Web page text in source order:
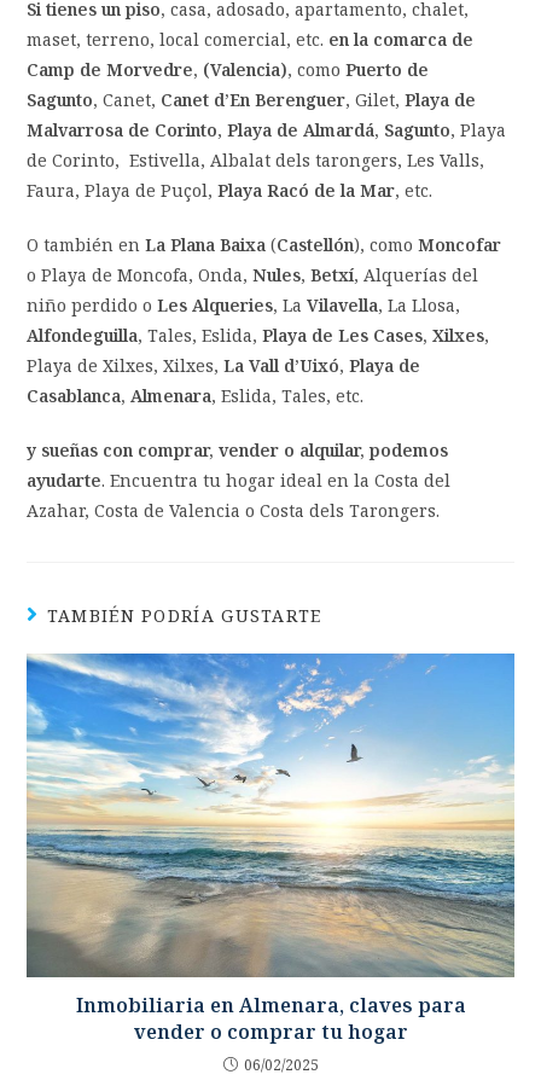
Si tienes un piso, casa, adosado, apartamento, chalet,
maset, terreno, local comercial, etc. en la comarca de
Camp de Morvedre, (Valencia), comoPuerto de
Sagunto, Canet, Canet d’En Berenguer, Gilet,Playa de
Malvarrosa de Corinto,Playa de Almardá, Sagunto, Playa
de Corinto, Estivella, Albalat dels tarongers, Les Valls,
Faura, Playa de Puçol,Playa Racó de la Mar, etc.
O también enLa Plana Baixa (Castellón), comoMoncofar
o Playa de Moncofa, Onda,Nules,Betxí, Alquerías del
niño perdido oLes Alqueries, LaVilavella, La Llosa,
Alfondeguilla, Tales, Eslida,Playa de Les Cases, Xilxes,
Playa de Xilxes, Xilxes,La Vall d’Uixó,Playa de
Casablanca, Almenara, Eslida, Tales, etc.
y sueñas con comprar, vender o alquilar, podemos
ayudarte. Encuentra tu hogar ideal en la Costa del
Azahar, Costa de Valencia o Costa dels Tarongers.
TAMBIÉN PODRÍA GUSTARTE
Inmobiliaria en Almenara, claves para
vender o comprar tu hogar
06/02/2025